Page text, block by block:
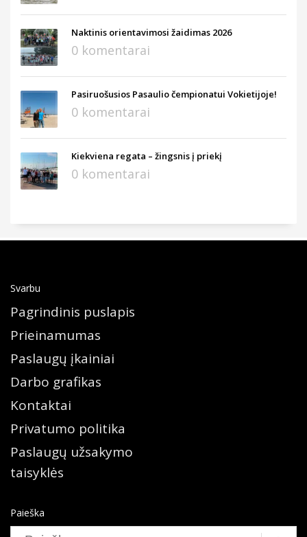
Naktinis orientavimosi žaidimas 2026
0 komentarai
Pasiruošusios Pasaulio čempionatui Vokietijoje!
0 komentarai
Kiekviena regata – žingsnis į priekį
0 komentarai
Svarbu
Pagrindinis puslapis
Prieinamumas
Paslaugų įkainiai
Darbo grafikas
Kontaktai
Privatumo politika
Paslaugų užsakymo
taisyklės
Paieška